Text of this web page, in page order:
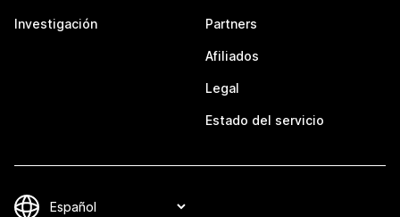
Investigación Partners
Afiliados
Legal
Estado del servicio